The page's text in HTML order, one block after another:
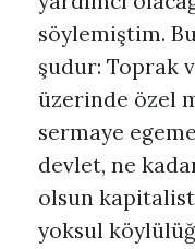
söylemiştim.
şudur: Toprak
üzerinde özel
sermaye
devlet, ne
olsun
yoksul